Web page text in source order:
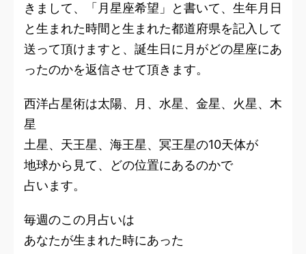
きまして、「月星座希望」と書いて、生年月日
と生まれた時間と生まれた都道府県を記入して
送って頂けますと、誕生日に月がどの星座にあ
ったのかを返信させて頂きます。
西洋占星術は太陽、月、水星、金星、火星、木
星
土星、天王星、海王星、冥王星の10天体が
地球から見て、どの位置にあるのかで
占います。
毎週のこの月占いは
あなたが生まれた時にあった